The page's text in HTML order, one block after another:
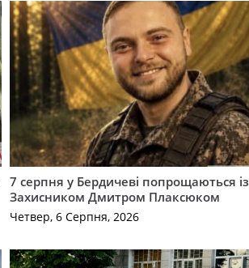
7 серпня у Бердичеві попрощаються із
Захисником Дмитром Плаксюком
Четвер, 6 Серпня, 2026